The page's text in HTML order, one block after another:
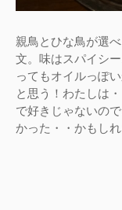
親鳥とひな鳥が選
文。味はスパイシ
ってもオイルっぽ
と思う！わたしは
で好きじゃないの
かった・・かもし